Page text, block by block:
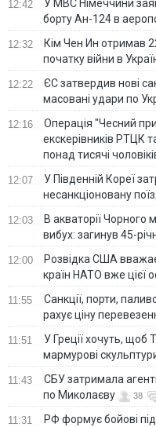
12:42
У МВС Німеччини
борту Ан-124 в
12:32
Кім Чен Ин отримав
початку війни в
12:22
ЄС затвердив нові
масовані удари по
12:16
Операція "Чесний
екскерівників РТЦК
понад тисячі
12:07
У Південній Кореї
несанкціоновану
12:03
В акваторії Чорного
вибух: загинув 45-
12:00
Розвідка США
країн НАТО вже цієї
11:55
Санкції, порти,
рахує ціну
11:51
У Греції хочуть, щоб
мармурові
11:43
СБУ затримала
по Миколаєву
38
11:31
РФ формує бойові